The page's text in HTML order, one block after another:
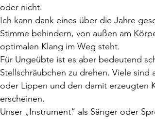
oder nicht.
Ich kann dank eines über die Jahre
Stimme behindern, von außen am
optimalen Klang im Weg steht.
Für Ungeübte ist es aber bedeutend
Stellschräubchen zu drehen. Viele
oder Lippen und den damit erzeugten
erscheinen.
Unser „Instrument“ als Sänger oder